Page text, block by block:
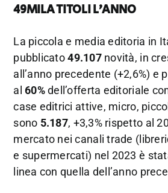
49MILA TITOLI L’ANNO
La piccola e media editoria in
pubblicato49.107novità, in
all’anno precedente (+2,6%) e
al60%dell’offerta editoriale
case editrici attive, micro,
sono 5.187, +3,3% rispetto al
mercato nei canali trade
e supermercati) nel 2023 è
linea con quella dell’anno